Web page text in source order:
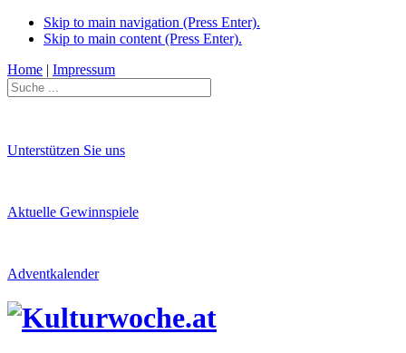
Skip to main navigation (Press Enter).
Skip to main content (Press Enter).
Home | Impressum
Unterstützen Sie uns
Aktuelle Gewinnspiele
Adventkalender